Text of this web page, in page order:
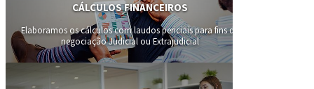
CÁLCULOS FINANCEIROS
Elaboramos os cálculos com laudos periciais para fins de
negociação Judicial ou Extrajudicial